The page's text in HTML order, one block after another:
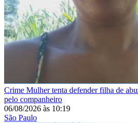
Crime Mulher tenta defender filha de
pelo companheiro
06/08/2026 às 10:19
São Paulo